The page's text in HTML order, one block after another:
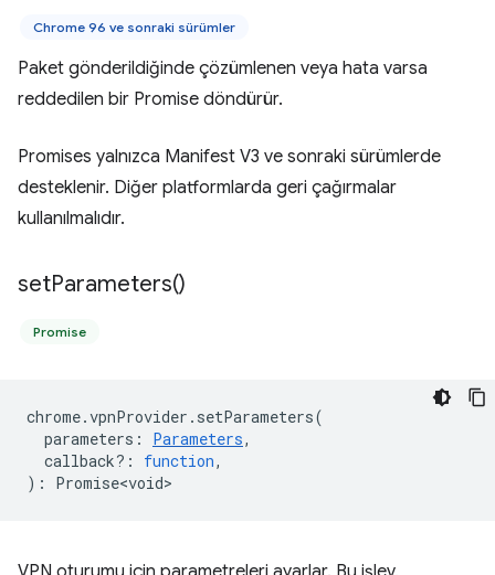
Chrome 96 ve sonraki sürümler
Paket gönderildiğinde çözümlenen veya hata varsa
reddedilen bir Promise döndürür.
Promises yalnızca Manifest V3 ve sonraki sürümlerde
desteklenir. Diğer platformlarda geri çağırmalar
kullanılmalıdır.
setParameters()
Promise
chrome.vpnProvider . setParameters(
parameters : Parameters,
callback? : function,
) : Promise<void>